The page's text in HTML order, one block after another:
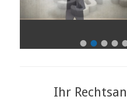
••••
am:
am:
Ihr